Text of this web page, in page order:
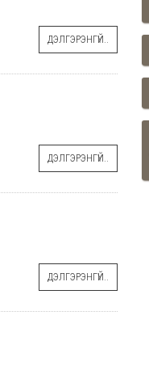
ДЭЛГЭРЭНГҮЙ..
ДЭЛГЭРЭНГҮЙ..
ДЭЛГЭРЭНГҮЙ..